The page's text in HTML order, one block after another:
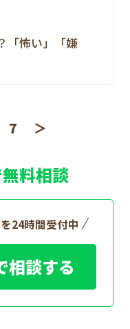
「怖い」「嫌
7 ＞
料相談
24時間受付中
相談する